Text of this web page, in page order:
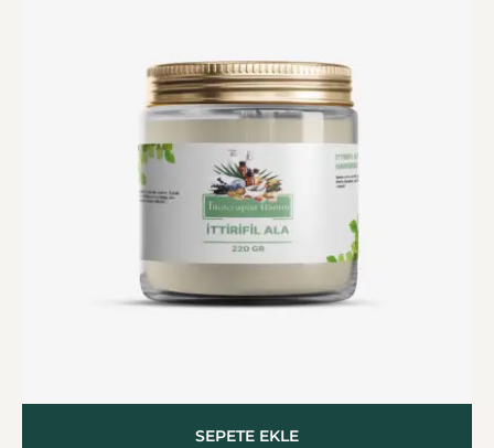
SEPETE EKLE